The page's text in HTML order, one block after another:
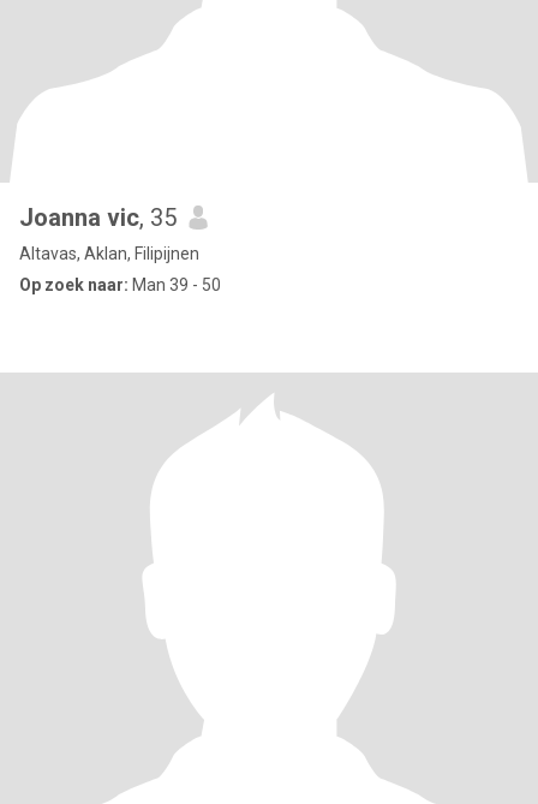
Joanna vic, 35
Altavas, Aklan, Filipijnen
Op zoek naar: Man 39 - 50